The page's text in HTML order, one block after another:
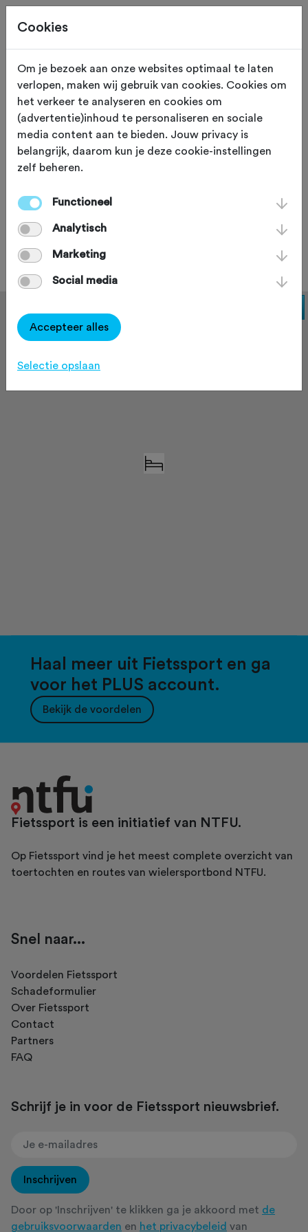
RUST Vic
Hotel Uprooms Vic
Net hotel met vernieuwde kamers en
een goed restaurant met lokale
specialiteiten. Kijk voor meer
informatie op www.uproomsvic.com
Haal meer uit Fietssport en ga
voor het PLUS account.
Bekijk de voordelen
Fietssport is een initiatief van NTFU.
Op Fietssport vind je het meest complete overzicht van
toertochten en routes van wielersportbond NTFU.
Snel naar...
Voordelen Fietssport
Schadeformulier
Over Fietssport
Contact
Partners
FAQ
Schrijf je in voor de Fietssport nieuwsbrief.
Inschrijven
Door op 'Inschrijven' te klikken ga je akkoord met de
gebruiksvoorwaarden en het privacybeleid van
Cookies
Om je bezoek aan onze websites optimaal te laten
verlopen, maken wij gebruik van cookies. Cookies om
het verkeer te analyseren en cookies om
(advertentie)inhoud te personaliseren en sociale
media content aan te bieden. Jouw privacy is
belangrijk, daarom kun je deze cookie-instellingen
zelf beheren.
Functioneel
Analytisch
Marketing
Social media
Accepteer alles
Selectie opslaan